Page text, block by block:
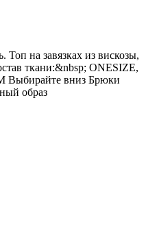
Топ на завязках из вискозы,
ткани:&nbsp; ONESIZE,
Выбирайте вниз Брюки
образ